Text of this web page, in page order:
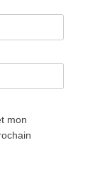
mon